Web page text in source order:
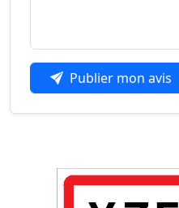
Publier mon avis